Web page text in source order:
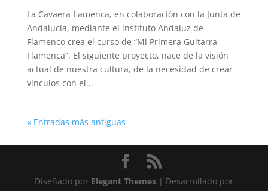
La Cavaera flamenca, en colaboración con la Junta de
Andalucía, mediante el instituto Andaluz de
Flamenco crea el curso de “Mi Primera Guitarra
Flamenca”. El siguiente proyecto, nace de la visión
actual de nuestra cultura, de la necesidad de crear
vínculos con el...
« Entradas más antiguas
Diseñado por Elegant Themes| Desarrollado por